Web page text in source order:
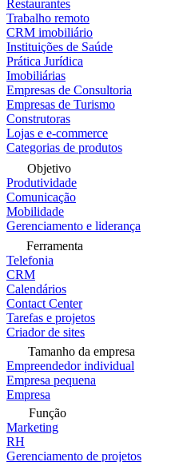
Restaurantes
Trabalho remoto
CRM imobiliário
Instituições de Saúde
Prática Jurídica
Imobiliárias
Empresas de Consultoria
Empresas de Turismo
Construtoras
Lojas e e-commerce
Categorias de produtos
Objetivo
Produtividade
Comunicação
Mobilidade
Gerenciamento e liderança
Ferramenta
Telefonia
CRM
Calendários
Contact Center
Tarefas e projetos
Criador de sites
Tamanho da empresa
Empreendedor individual
Empresa pequena
Empresa
Função
Marketing
RH
Gerenciamento de projetos